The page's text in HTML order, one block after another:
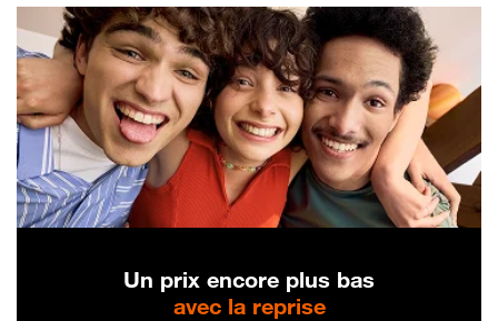
Un prix encore plus bas
avec la reprise